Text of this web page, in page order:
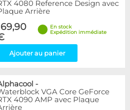
4080 Reference Design avec
Arrière
En stock
Expédition immédiate
Ajouter au panier
-
VGA Core GeForce
4090 AMP avec Plaque